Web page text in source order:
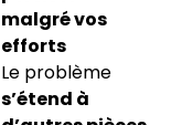
malgré vos
efforts
Le problème
s’étend à